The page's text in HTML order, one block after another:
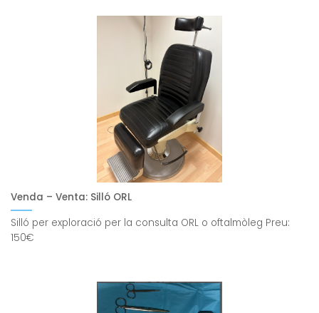
Venda – Venta: Silló ORL
Silló per exploració per la consulta ORL o oftalmòleg Preu:
150€